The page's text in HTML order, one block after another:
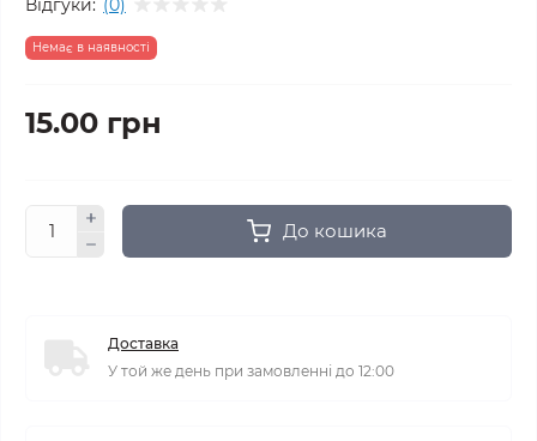
Немає в наявності
15.00 грн
До кошика
Доставка
У той же день при замовленні до 12:00